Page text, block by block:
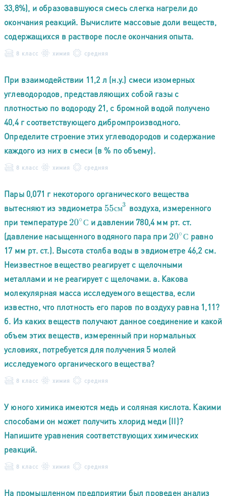
33,8%), и образовавшуюся смесь слегка нагрели до
окончания реакций. Вычислите массовые доли веществ,
содержащихся в растворе после окончания опыта.
8 класс химия средняя
При взаимодействии 11,2 л (н.у.) смеси изомерных
углеводородов, представляющих собой газы с
плотностью по водороду 21, с бромной водой получено
40,4 г соответствующего дибромпроизводного.
Определите строение этих углеводородов и содержание
каждого из них в смеси (в % по объему).
8 класс химия средняя
Пары 0,071 г некоторого органического вещества
вытесняют из эвдиометра
см
55см3 воздуха, измеренного
при температуре
С
20∘С и давлении 780,4 мм рт. ст.
(давление насыщенного водяного пара при
С
20∘С равно
17 мм рт. ст.). Высота столба воды в эвдиометре 46,2 см.
Неизвестное вещество реагирует с щелочными
металлами и не реагирует с щелочами. а. Какова
молекулярная масса исследуемого вещества, если
известно, что плотность его паров по воздуху равна 1,11?
б. Из каких веществ получают данное соединение и какой
объем этих веществ, измеренный при нормальных
условиях, потребуется для получения 5 молей
исследуемого органического вещества?
8 класс химия средняя
У юного химика имеются медь и соляная кислота. Какими
способами он может получить хлорид меди (II)?
Напишите уравнения соответствующих химических
реакций.
8 класс химия средняя
На промышленном предприятии был проведен анализ